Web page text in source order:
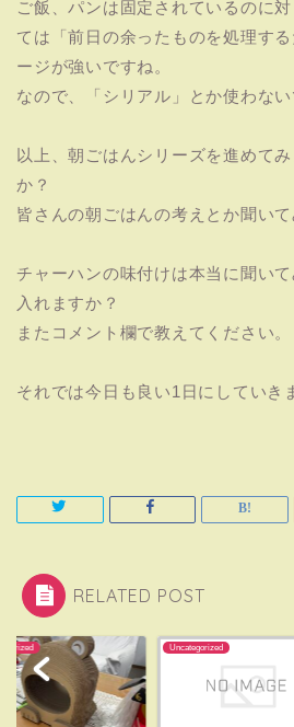
ご飯、パンは固定されているのに
ては「前日の余ったものを処理す
ージが強いですね。
なので、「シリアル」とか使わない
以上、朝ごはんシリーズを進めて
か？
皆さんの朝ごはんの考えとか聞いて
チャーハンの味付けは本当に聞い
入れますか？
またコメント欄で教えてください。
それでは今日も良い1日にしていき
RELATED POST
Uncategorized